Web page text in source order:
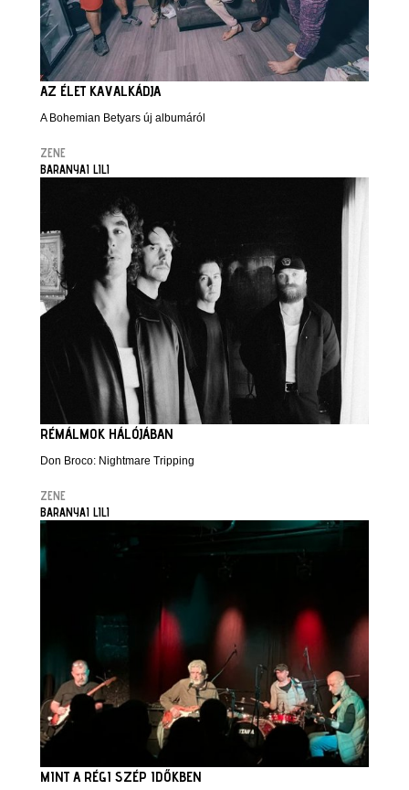
AZ ÉLET KAVALKÁDJA
A Bohemian Betyars új albumáról
ZENE
BARANYAI LILI
RÉMÁLMOK HÁLÓJÁBAN
Don Broco: Nightmare Tripping
ZENE
BARANYAI LILI
MINT A RÉGI SZÉP IDŐKBEN